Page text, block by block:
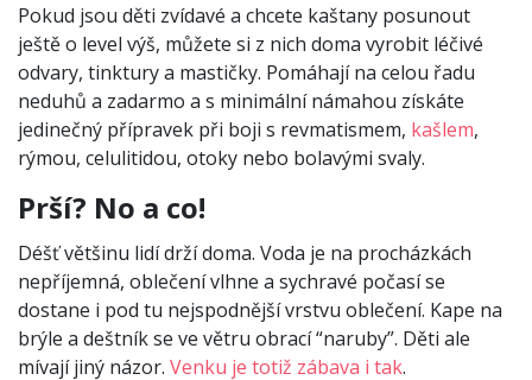
Pokud jsou děti zvídavé a chcete kaštany posunout
ještě o level výš, můžete si z nich doma vyrobit léčivé
odvary, tinktury a mastičky. Pomáhají na celou řadu
neduhů a zadarmo a s minimální námahou získáte
jedinečný přípravek při boji s revmatismem, kašlem,
rýmou, celulitidou, otoky nebo bolavými svaly.
Prší? No a co!
Déšť většinu lidí drží doma. Voda je na procházkách
nepříjemná, oblečení vlhne a sychravé počasí se
dostane i pod tu nejspodnější vrstvu oblečení. Kape na
brýle a deštník se ve větru obrací “naruby”. Děti ale
mívají jiný názor. Venku je totiž zábava i tak.